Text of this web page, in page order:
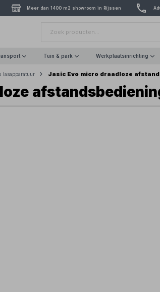
Meer dan 1400 m2 showroom in Rijssen
Tuin & park Werkplaatsinrichting
lasapparatuur Jasic Evo micro draadloze